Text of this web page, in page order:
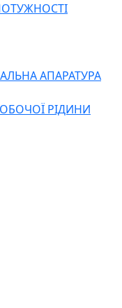
АПАРАТУРА
РІДИНИ